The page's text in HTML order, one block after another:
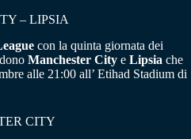
– LIPSIA
con la quinta giornata dei
Manchester City e Lipsia che
alle 21:00 all’ Etihad Stadium di
CITY